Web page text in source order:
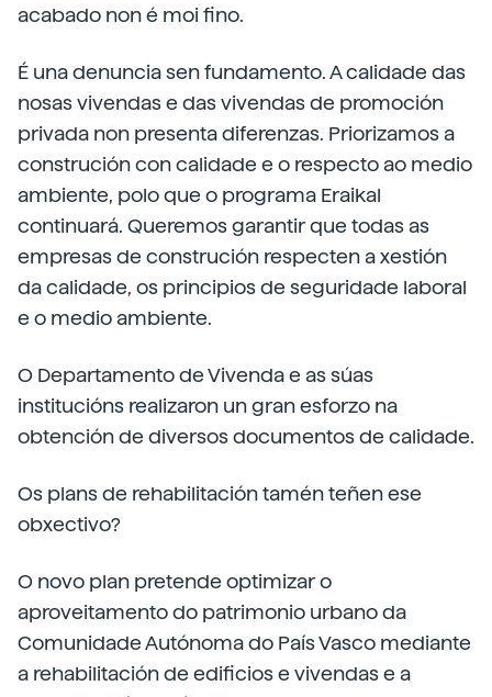
acabado non é moi fino.
É una denuncia sen fundamento. A calidade das
nosas vivendas e das vivendas de promoción
privada non presenta diferenzas. Priorizamos a
construción con calidade e o respecto ao medio
ambiente, polo que o programa Eraikal
continuará. Queremos garantir que todas as
empresas de construción respecten a xestión
da calidade, os principios de seguridade laboral
e o medio ambiente.
O Departamento de Vivenda e as súas
institucións realizaron un gran esforzo na
obtención de diversos documentos de calidade.
Os plans de rehabilitación tamén teñen ese
obxectivo?
O novo plan pretende optimizar o
aproveitamento do patrimonio urbano da
Comunidade Autónoma do País Vasco mediante
a rehabilitación de edificios e vivendas e a